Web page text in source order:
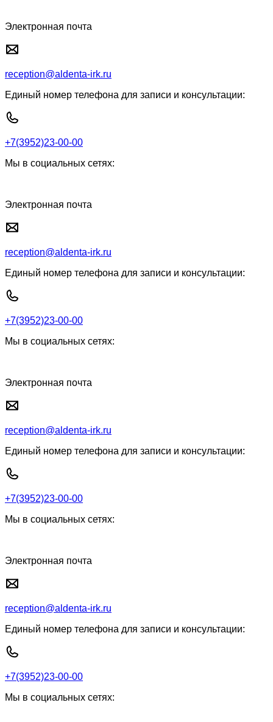
Электронная почта
reception@aldenta-irk.ru
Единый номер телефона для записи и консультации:
+7(3952)23-00-00
Мы в социальных сетях:
Электронная почта
reception@aldenta-irk.ru
Единый номер телефона для записи и консультации:
+7(3952)23-00-00
Мы в социальных сетях:
Электронная почта
reception@aldenta-irk.ru
Единый номер телефона для записи и консультации:
+7(3952)23-00-00
Мы в социальных сетях:
Электронная почта
reception@aldenta-irk.ru
Единый номер телефона для записи и консультации:
+7(3952)23-00-00
Мы в социальных сетях: